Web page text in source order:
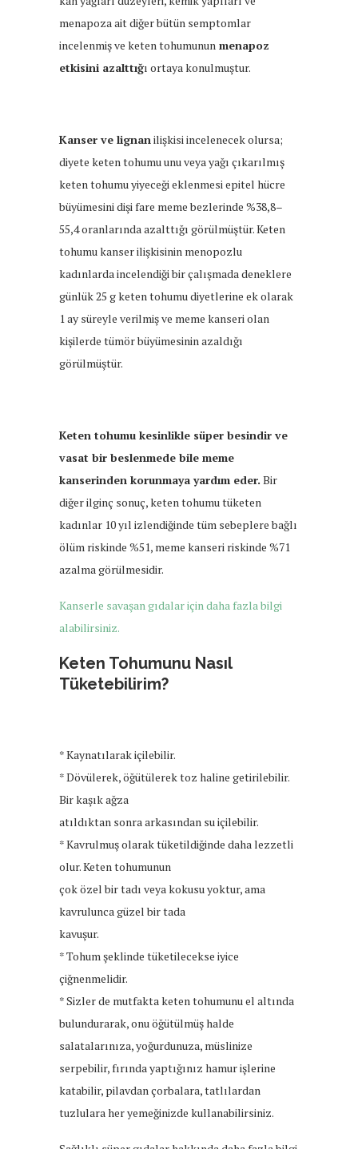
menapoza ait diğer bütün semptomlar
incelenmiş ve keten tohumunun menapoz
etkisini azalttığı ortaya konulmuştur.
Kanser ve lignanilişkisi incelenecek olursa;
diyete keten tohumu unu veya yağı çıkarılmış
keten tohumu yiyeceği eklenmesi epitel hücre
büyümesini dişi fare meme bezlerinde %38,8–
55,4 oranlarında azalttığı görülmüştür. Keten
tohumu kanser ilişkisinin menopozlu
kadınlarda incelendiği bir çalışmada deneklere
günlük 25 g keten tohumu diyetlerine ek olarak
1 ay süreyle verilmiş ve meme kanseri olan
kişilerde tümör büyümesinin azaldığı
görülmüştür.
Keten tohumu kesinlikle süper besindir ve
vasat bir beslenmede bile meme
kanserinden korunmaya yardım eder. Bir
diğer ilginç sonuç, keten tohumu tüketen
kadınlar 10 yıl izlendiğinde tüm sebeplere bağlı
ölüm riskinde %51, meme kanseri riskinde %71
azalma görülmesidir.
Kanserle savaşan gıdalar için daha fazla bilgi
alabilirsiniz.
Keten Tohumunu Nasıl
Tüketebilirim?
* Kaynatılarak içilebilir.
* Dövülerek, öğütülerek toz haline getirilebilir.
Bir kaşık ağza
atıldıktan sonra arkasından su içilebilir.
* Kavrulmuş olarak tüketildiğinde daha lezzetli
olur. Keten tohumunun
çok özel bir tadı veya kokusu yoktur, ama
kavrulunca güzel bir tada
kavuşur.
* Tohum şeklinde tüketilecekse iyice
çiğnenmelidir.
* Sizler de mutfakta keten tohumunu el altında
bulundurarak, onu öğütülmüş halde
salatalarınıza, yoğurdunuza, müslinize
serpebilir, fırında yaptığınız hamur işlerine
katabilir, pilavdan çorbalara, tatlılardan
tuzlulara her yemeğinizde kullanabilirsiniz.